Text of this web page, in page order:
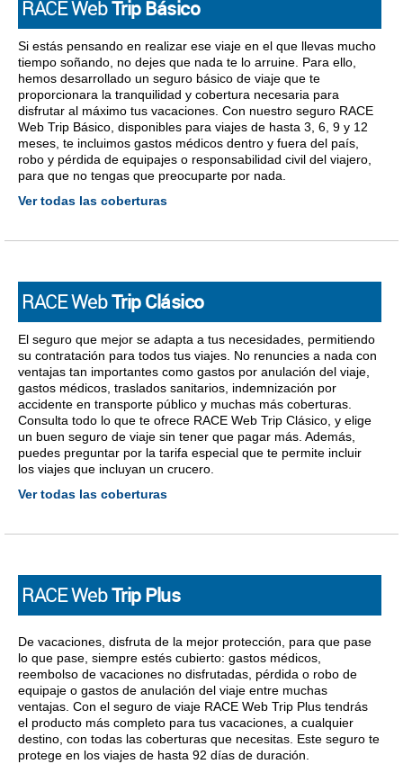
RACE WebTrip Básico
Si estás pensando en realizar ese viaje en el que llevas mucho
tiempo soñando, no dejes que nada te lo arruine. Para ello,
hemos desarrollado un seguro básico de viaje que te
proporcionara la tranquilidad y cobertura necesaria para
disfrutar al máximo tus vacaciones. Con nuestro seguro RACE
Web Trip Básico, disponibles para viajes de hasta 3, 6, 9 y 12
meses, te incluimos gastos médicos dentro y fuera del país,
robo y pérdida de equipajes o responsabilidad civil del viajero,
para que no tengas que preocuparte por nada.
Ver todas las coberturas
RACE WebTrip Clásico
El seguro que mejor se adapta a tus necesidades, permitiendo
su contratación para todos tus viajes. No renuncies a nada con
ventajas tan importantes como gastos por anulación del viaje,
gastos médicos, traslados sanitarios, indemnización por
accidente en transporte público y muchas más coberturas.
Consulta todo lo que te ofrece RACE Web Trip Clásico, y elige
un buen seguro de viaje sin tener que pagar más. Además,
puedes preguntar por la tarifa especial que te permite incluir
los viajes que incluyan un crucero.
Ver todas las coberturas
RACE WebTrip Plus
De vacaciones, disfruta de la mejor protección, para que pase
lo que pase, siempre estés cubierto: gastos médicos,
reembolso de vacaciones no disfrutadas, pérdida o robo de
equipaje o gastos de anulación del viaje entre muchas
ventajas. Con el seguro de viaje RACE Web Trip Plus tendrás
el producto más completo para tus vacaciones, a cualquier
destino, con todas las coberturas que necesitas. Este seguro te
protege en los viajes de hasta 92 días de duración.